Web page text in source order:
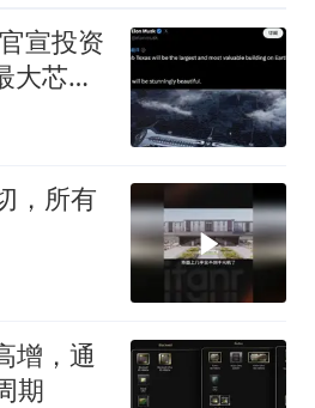
宣投资
大芯片
，所有
增，通
期